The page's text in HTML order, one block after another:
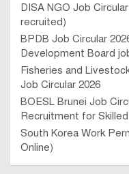
DISA NGO Job
recruited)
BPDB Job Circular
Development Board
Fisheries and
Job Circular 2026
BOESL Brunei Job
Recruitment for
South Korea Work
Online)